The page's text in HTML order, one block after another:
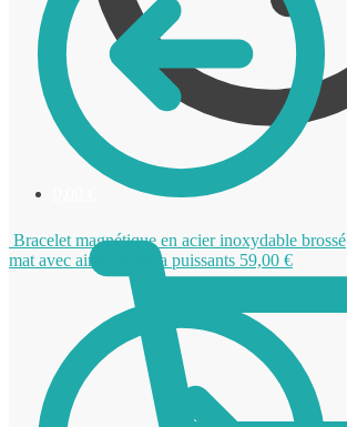
Bracelet magnétique en acier inoxydable brossé
mat avec aimants extra puissants 59,00 €